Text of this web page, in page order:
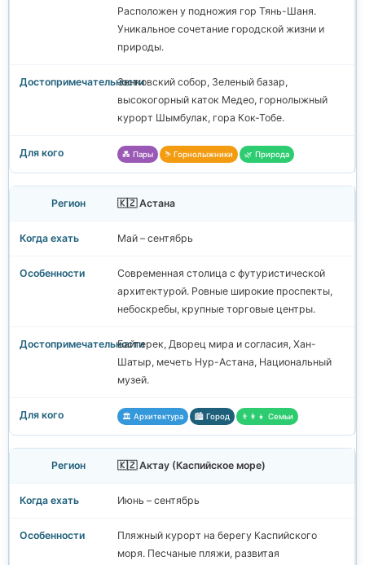
Расположен у подножия гор Тянь-Шаня.
Уникальное сочетание городской жизни и
природы.
Зенковский собор, Зеленый базар,
высокогорный каток Медео, горнолыжный
курорт Шымбулак, гора Кок-Тобе.
💑 Пары ⛷️ Горнолыжники 🌿 Природа
🇰🇿 Астана
Май – сентябрь
Современная столица с футуристической
архитектурой. Ровные широкие проспекты,
небоскребы, крупные торговые центры.
Байтерек, Дворец мира и согласия, Хан-
Шатыр, мечеть Нур-Астана, Национальный
музей.
🏛️ Архитектура 🏙️ Город 👨‍👩‍👧 Семьи
🇰🇿 Актау (Каспийское море)
Июнь – сентябрь
Пляжный курорт на берегу Каспийского
моря. Песчаные пляжи, развитая